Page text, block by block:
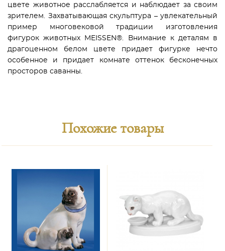
цвете животное расслабляется и наблюдает за своим
зрителем. Захватывающая скульптура – увлекательный
пример многовековой традиции изготовления
фигурок животных MEISSEN®. Внимание к деталям в
драгоценном белом цвете придает фигурке нечто
особенное и придает комнате оттенок бесконечных
просторов саванны.
Похожие товары